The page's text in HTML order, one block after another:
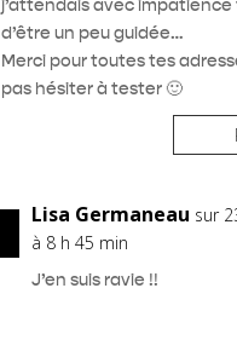
j’attendais avec
d’être un peu guidée…
Merci pour toutes tes
pas hésiter à tester 🙂
Lisa Germaneau sur
à 8 h 45 min
J’en suis ravie !!